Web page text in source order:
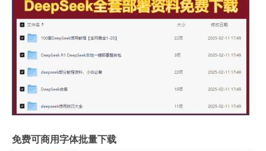
免费可商用字体批量下载